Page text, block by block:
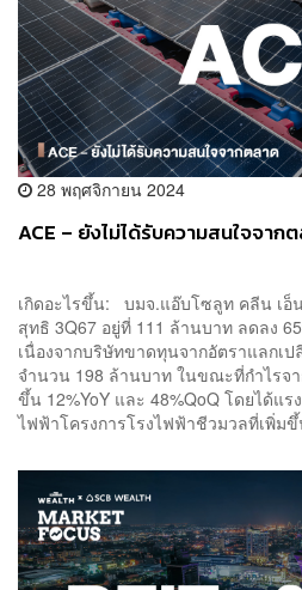
28 พฤศจิกายน 2024
ACE – ยังไม่ได้รับความสนใจจาก
เกิดอะไรขึ้น: บมจ.แอ๊บโซลูท คลีน เอ็น
สุทธิ 3Q67 อยู่ที่ 111 ล้านบาท ลดลง
เนื่องจากบริษัทขาดทุนจากอัตราแลกเ
จำนวน 198 ล้านบาท ในขณะที่กำไรจ
ขึ้น 12%YoY และ 48%QoQ โดยได้แ
ไฟฟ้าโครงการโรงไฟฟ้าชีวมวลที่เพิ่ม